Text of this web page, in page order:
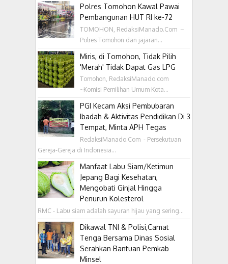
Polres Tomohon Kawal Pawai
Pembangunan HUT RI ke-72
TOMOHON, RedaksiManado.Com –
Polres Tomohon dan jajaran...
Miris, di Tomohon, Tidak Pilih
'Merah' Tidak Dapat Gas LPG
Tomohon, RedaksiManado.com
~Komisi Pemilihan Umum Kota...
PGI Kecam Aksi Pembubaran
Ibadah & Aktivitas Pendidikan Di 3
Tempat, Minta APH Tegas
RedaksiManado.Com - Persekutuan
Gereja-Gereja di Indonesia...
Manfaat Labu Siam/Ketimun
Jepang Bagi Kesehatan,
Mengobati Ginjal Hingga
Penurun Kolesterol
RMC - Labu siam adalah sayuran hijau yang sering...
Dikawal TNI & Polisi,Camat
Tenga Bersama Dinas Sosial
Serahkan Bantuan Pemkab
Minsel